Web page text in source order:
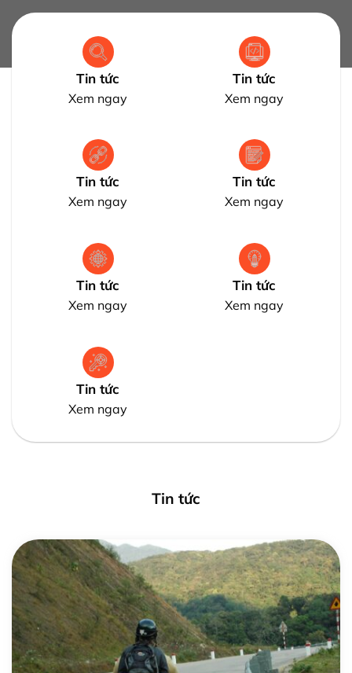
Tin tức
Xem ngay
Tin tức
Xem ngay
Tin tức
Xem ngay
Tin tức
Xem ngay
Tin tức
Xem ngay
Tin tức
Xem ngay
Tin tức
Xem ngay
Tin tức